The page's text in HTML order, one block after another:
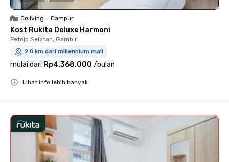
Coliving • Campur
Kost Rukita Deluxe Harmoni
Petojo Selatan, Gambir
2.8 km dari millennium mall
mulai dari Rp4.368.000 /bulan
Lihat info lebih banyak